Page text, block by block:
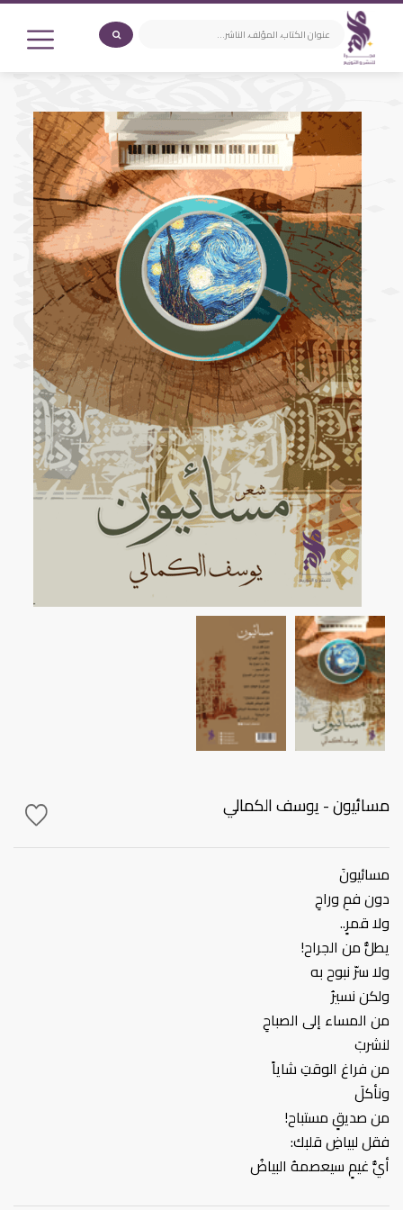
مسائيون - يوسف الكمالي
مسائيونَ
دون فمِ وراحِ
ولا قمرٍ..
يطلُّ من الجراح!
ولا سرّ نبوح به
ولكن نسيرُ
من المساء إلى الصباحِ
لنشربَ
من فراغ الوقتِ شاياً
ونأكلَ
من صديقٍ مستباح!
فقل لبياضِ قلبك:
أيُّ غيمٍ سيعصمهُ البياضُ